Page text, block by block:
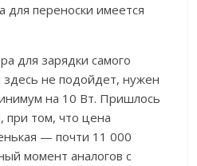
для переноски имеется
для зарядки самого
не подойдет, нужен
на 10 Вт. Пришлось
при том, что цена
— почти 11 000
момент аналогов с